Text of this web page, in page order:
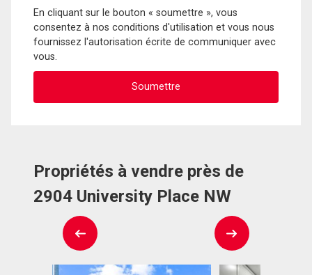
En cliquant sur le bouton « soumettre », vous
consentez à nos conditions d'utilisation et vous nous
fournissez l'autorisation écrite de communiquer avec
vous.
Propriétés à vendre près de
2904 University Place NW